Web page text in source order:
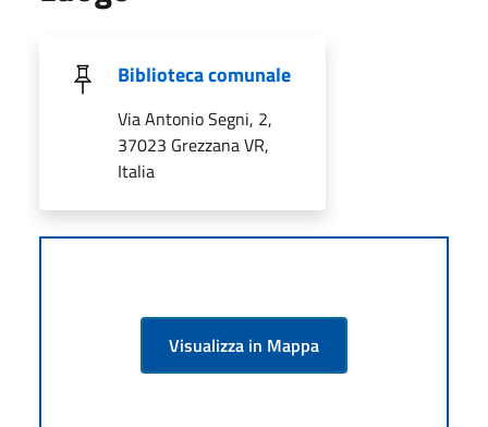
Biblioteca comunale
Via Antonio Segni, 2,
37023 Grezzana VR,
Italia
Visualizza in Mappa